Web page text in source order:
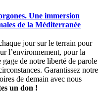
Une immersion
de la Méditerranée
jour sur le terrain pour
l’environnement, pour la
de notre liberté de parole
Garantissez notre
de demain avec nous
un don !